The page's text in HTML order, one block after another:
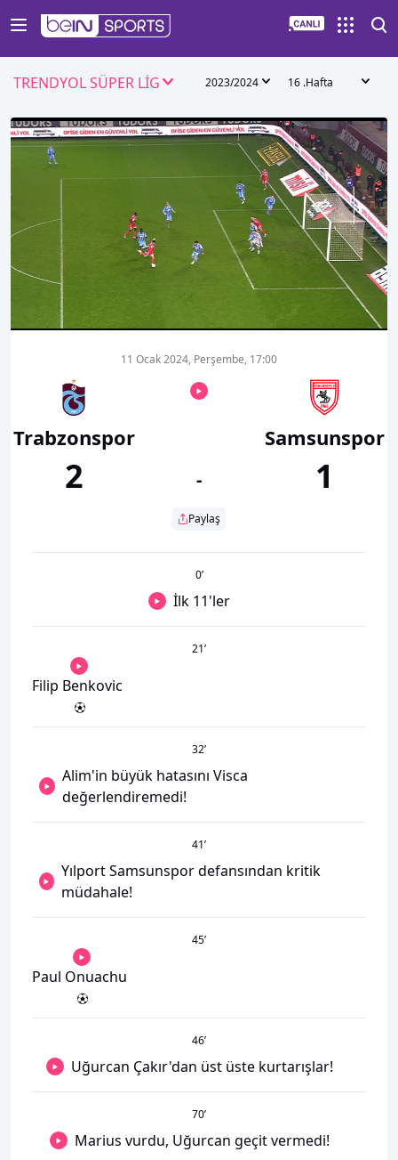
TRENDYOL SÜPER LİG 2023/2024 16 .Hafta
00:01 00:00
Trabzonspor
2
11 Ocak 2024, Perşembe, 17:00
-
Paylaş
Samsunspor
1
0’
İlk 11'ler
21’
Filip Benkovic
32’
Alim'in büyük hatasını Visca
değerlendiremedi!
41’
Yılport Samsunspor defansından kritik
müdahale!
45’
Paul Onuachu
46’
Uğurcan Çakır'dan üst üste kurtarışlar!
70’
Marius vurdu, Uğurcan geçit vermedi!